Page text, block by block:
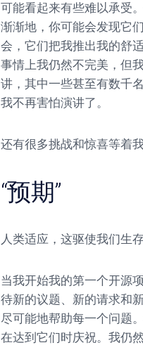
可能看起来有些难以承受
渐渐地，你可能会发现它
会，它们把我推出我的舒
事情上我仍然不完美，但
讲，其中一些甚至有数千
我不再害怕演讲了。
还有很多挑战和惊喜等着
“预期”
人类适应，这驱使我们生
当我开始我的第一个开源
待新的议题、新的请求和
尽可能地帮助每一个问题
在达到它们时庆祝。我仍